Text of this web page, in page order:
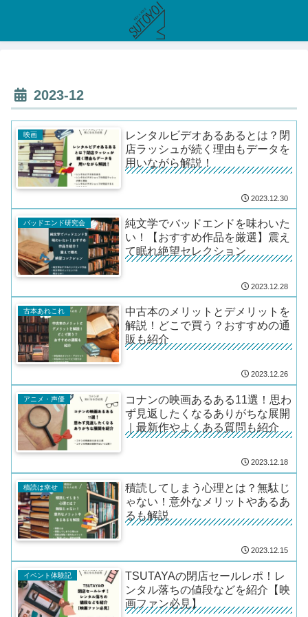
2023-12
映画
レンタルビデオあるあるとは？閉
店ラッシュが続く理由もデータを
用いながら解説！
2023.12.30
バッドエンド研究会
純文学でバッドエンドを味わいた
い！【おすすめ作品を厳選】震え
て眠れ絶望セレクション
2023.12.28
古本あれこれ
中古本のメリットとデメリットを
解説！どこで買う？おすすめの通
販も紹介
2023.12.26
アニメ・声優
コナンの映画あるある11選！思わ
ず見返したくなるありがちな展開
｜最新作やよくある質問も紹介
2023.12.18
積読は幸せ
積読してしまう心理とは？無駄じ
ゃない！意外なメリットやあるあ
るも解説
2023.12.15
イベント体験記
TSUTAYAの閉店セールレポ！レ
ンタル落ちの値段などを紹介【映
画ファン必見】